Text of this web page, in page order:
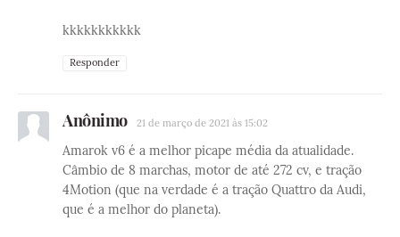
kkkkkkkkkkk
Responder
Anônimo 21 de março de 2021 às 15:02
Amarok v6 é a melhor picape média da atualidade.
Câmbio de 8 marchas, motor de até 272 cv, e tração
4Motion (que na verdade é a tração Quattro da Audi,
que é a melhor do planeta).